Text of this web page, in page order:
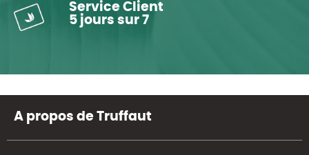
Service Client
5 jours sur 7
A propos de Truffaut